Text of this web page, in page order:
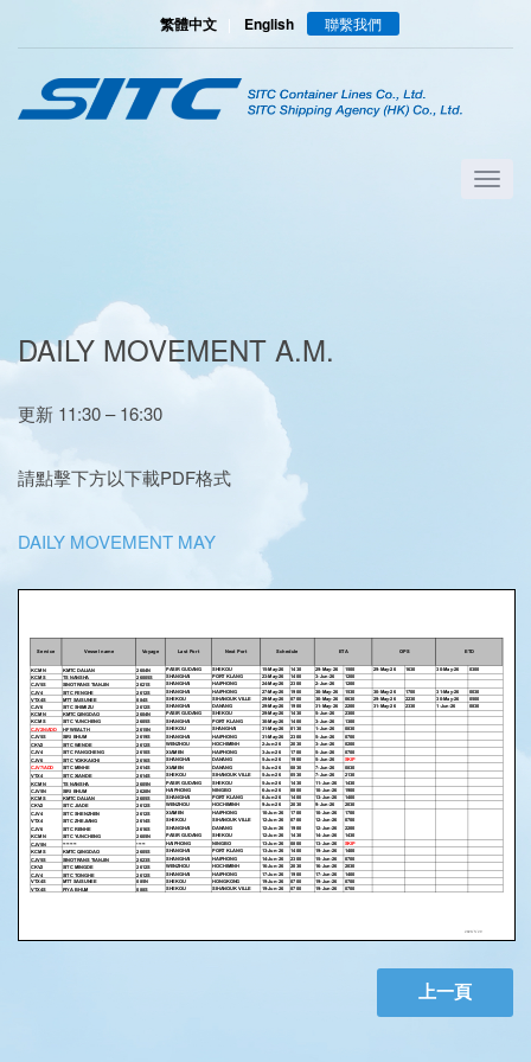
繁體中文| English 聯繫我們
DAILY MOVEMENT A.M.
更新 11:30 – 16:30
請點擊下方以下載PDF格式
DAILY MOVEMENT MAY
上一頁